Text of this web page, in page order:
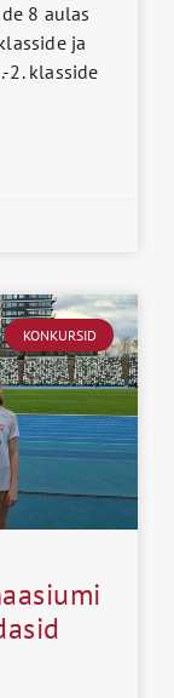
8 aulas
ja
2. klasside
KONKURSID